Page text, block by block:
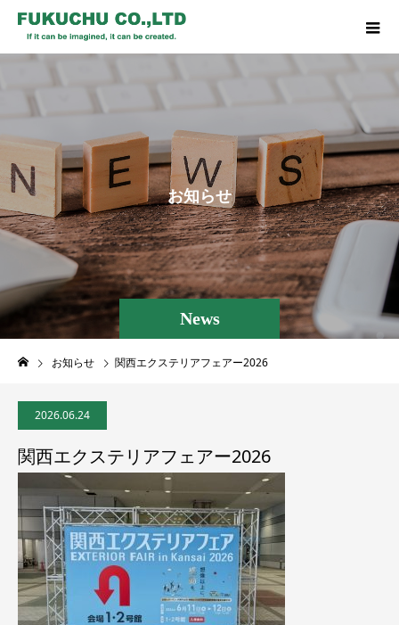
News
お知 らせ
お知らせ 関西エクステリアフェアー2026
2026.06.24
関西エクステリアフェアー2026